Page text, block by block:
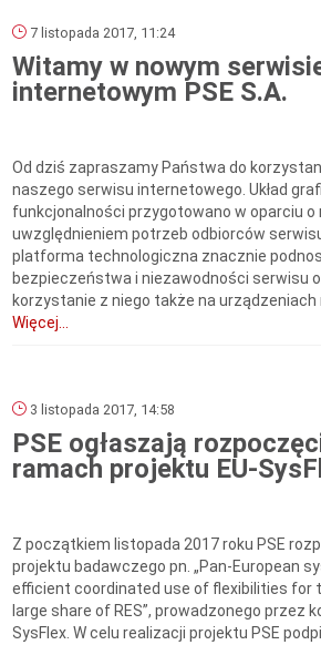
7 listopada 2017, 11:24
Witamy w nowym
internetowym PSE S.A.
Od dziś zapraszamy Państwa do
naszego serwisu internetowego. Układ
funkcjonalności przygotowano w oparciu o
uwzględnieniem potrzeb odbiorców
platforma technologiczna znacznie
bezpieczeństwa i niezawodności serwisu
korzystanie z niego także na urządzeniach
Więcej...
3 listopada 2017, 14:58
PSE ogłaszają
ramach projektu EU-
Z początkiem listopada 2017 roku PSE
projektu badawczego pn. „Pan-European
efficient coordinated use of flexibilities for
large share of RES”, prowadzonego przez
SysFlex. W celu realizacji projektu PSE